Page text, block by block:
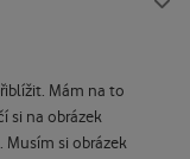
Mám na to
si na obrázek
si obrázek